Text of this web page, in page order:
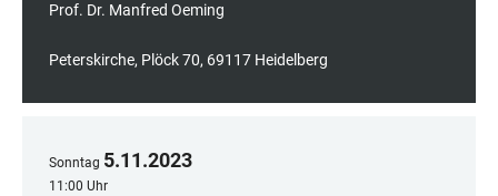
Prof. Dr. Manfred Oeming
Peterskirche, Plöck 70, 69117 Heidelberg
Sonntag 5.11.2023
11:00 Uhr